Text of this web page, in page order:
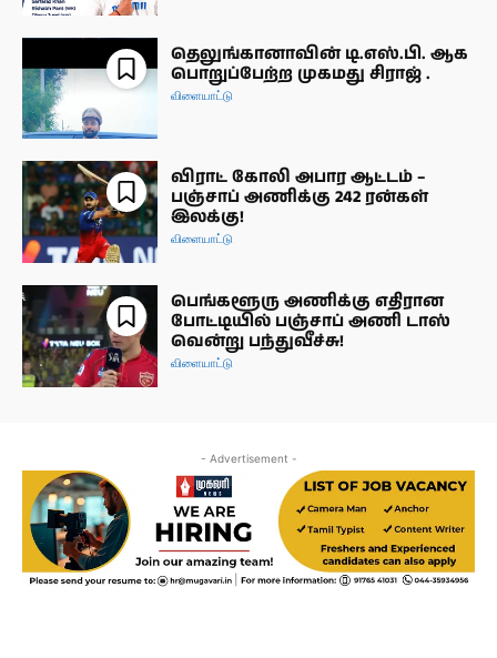
தெலுங்கானாவின் டி.எஸ்.பி. ஆக
பொறுப்பேற்ற முகமது சிராஜ் .
விளையாட்டு
விராட் கோலி அபார ஆட்டம் –
பஞ்சாப் அணிக்கு 242 ரன்கள்
இலக்கு!
விளையாட்டு
பெங்களூரு அணிக்கு எதிரான
போட்டியில் பஞ்சாப் அணி டாஸ்
வென்று பந்துவீச்சு!
விளையாட்டு
- Advertisement -